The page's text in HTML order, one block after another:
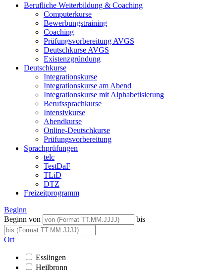
Berufliche Weiterbildung & Coaching
Computerkurse
Bewerbungstraining
Coaching
Prüfungsvorbereitung AVGS
Deutschkurse AVGS
Existenzgründung
Deutschkurse
Integrationskurse
Integrationskurse am Abend
Integrationskurse mit Alphabetisierung
Berufssprachkurse
Intensivkurse
Abendkurse
Online-Deutschkurse
Prüfungsvorbereitung
Sprachprüfungen
telc
TestDaF
TLiD
DTZ
Freizeitprogramm
Beginn
Beginn von
bis
Ort
Esslingen
Heilbronn